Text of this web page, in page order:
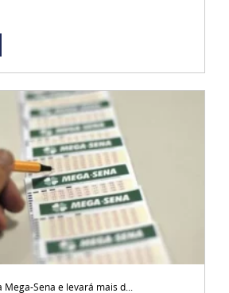
Mega-Sena e levará mais d...